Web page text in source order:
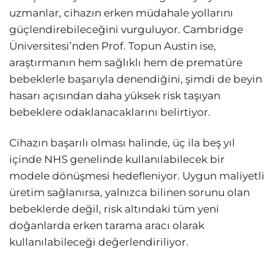
uzmanlar, cihazın erken müdahale yollarını
güçlendirebileceğini vurguluyor. Cambridge
Üniversitesi’nden Prof. Topun Austin ise,
araştırmanın hem sağlıklı hem de prematüre
bebeklerle başarıyla denendiğini, şimdi de beyin
hasarı açısından daha yüksek risk taşıyan
bebeklere odaklanacaklarını belirtiyor.
Cihazın başarılı olması halinde, üç ila beş yıl
içinde NHS genelinde kullanılabilecek bir
modele dönüşmesi hedefleniyor. Uygun maliyetli
üretim sağlanırsa, yalnızca bilinen sorunu olan
bebeklerde değil, risk altındaki tüm yeni
doğanlarda erken tarama aracı olarak
kullanılabileceği değerlendiriliyor.